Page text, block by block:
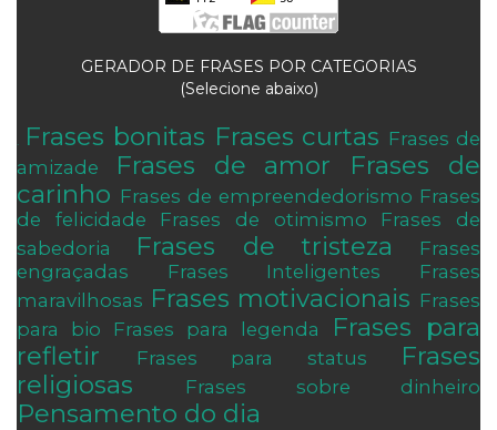
GERADOR DE FRASES POR CATEGORIAS
(Selecione abaixo)
Frases bonitas Frases curtas Frases de
amizade
Frases de amor
Frases de
carinho Frases de empreendedorismo Frases
de felicidade
Frases de otimismo
Frases de
sabedoria
Frases de tristeza
Frases
engraçadas
Frases Inteligentes
Frases
maravilhosas Frases motivacionais Frases
para bio
Frases para legenda
Frases para
refletir
Frases para status
Frases
religiosas
Frases sobre dinheiro
Pensamento do dia